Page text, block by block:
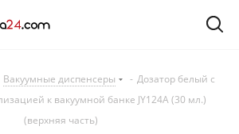
Вакуумные диспенсеры - Дозатор белый с
к вакуумной банке JY124A (30 мл.)
(верхняя часть)